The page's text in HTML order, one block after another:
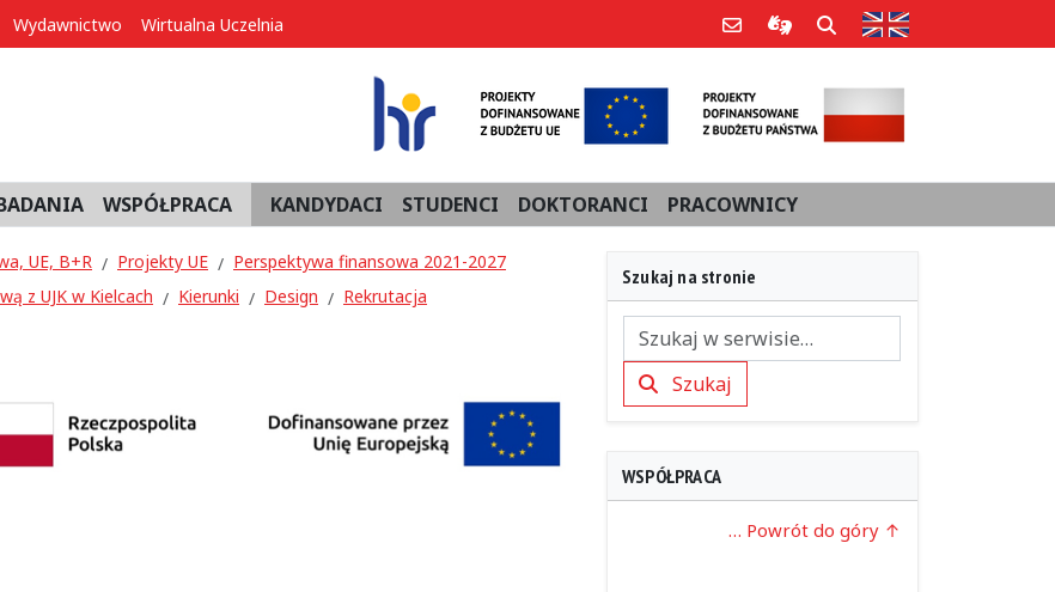
Wydawnictwo Wirtualna Uczelnia Poczta e-mailInformacje dla użytkowników
Szukaj Strona w języku
WSPÓŁPRACA KANDYDACI STUDENCI DOKTORANCI PRACOWNICY
UE, B+R Projekty UE
Perspektywa finansowa 2021-2027
z UJK w Kielcach
Kierunki Design
Rekrutacja
Szukaj na stronie
SzukajSzukaj
WSPÓŁPRACA
… Powrót do góry